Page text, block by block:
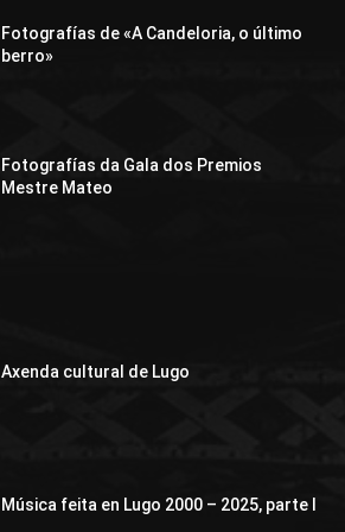
Fotografías de «A Candeloria, o último
berro»
Fotografías da Gala dos Premios
Mestre Mateo
Axenda cultural de Lugo
Música feita en Lugo 2000 – 2025, parte I